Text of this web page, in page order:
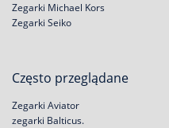
Zegarki Michael Kors
Zegarki Seiko
Często przeglądane
Zegarki Aviator
zegarki Balticus.